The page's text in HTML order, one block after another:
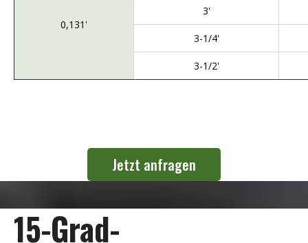
0,131'
3'
3-1/4'
3-1/2'
Jetzt anfragen
15-Grad-